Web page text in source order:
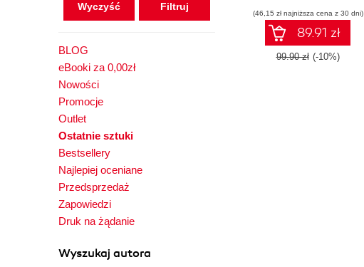
Wyczyść
BLOG
eBooki za 0,00zł
Nowości
Promocje
Outlet
Ostatnie sztuki
Bestsellery
Najlepiej oceniane
Przedsprzedaż
Zapowiedzi
Druk na żądanie
Wyszukaj autora
(46,15 zł najniższa cena z 30 dni)
89.91 zł
99.90 zł (-10%)